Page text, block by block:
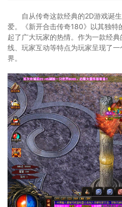
自从传奇这款经典的2D游戏诞
爱。《新开合击传奇180》以其独特
起了广大玩家的热情。作为一款经
线、玩家互动等特点为玩家呈现了
界。